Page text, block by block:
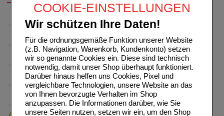
COOKIE-EINSTELLUNGEN
Wir schützen Ihre Daten!
Für die ordnungsgemäße Funktion unserer Website
(z.B. Navigation, Warenkorb, Kundenkonto) setzen
wir so genannte Cookies ein. Diese sind technisch
notwendig, damit unser Shop überhaupt funktioniert.
Darüber hinaus helfen uns Cookies, Pixel und
vergleichbare Technologien, unsere Website an das
von Ihnen bevorzugte Verhalten im Shop
anzupassen. Die Informationen darüber, wie Sie
unsere Seiten nutzen, setzen wir ein, um den Shop